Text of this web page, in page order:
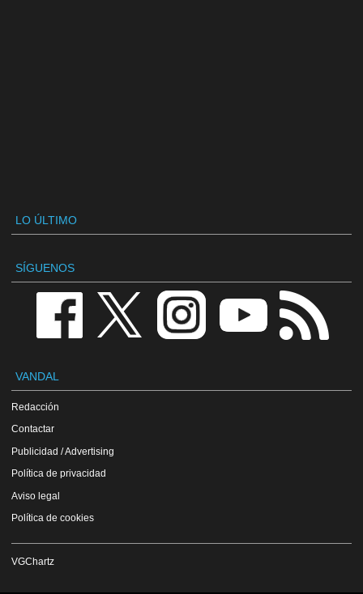
LO ÚLTIMO
SÍGUENOS
VANDAL
Redacción
Contactar
Publicidad / Advertising
Política de privacidad
Aviso legal
Política de cookies
VGChartz